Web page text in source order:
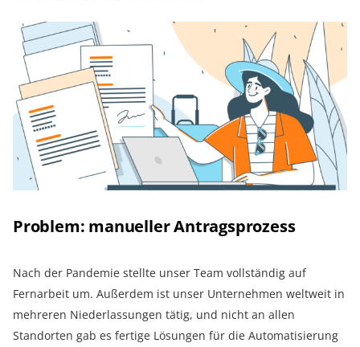
Problem: manueller Antragsprozess
Nach der Pandemie stellte unser Team vollständig auf
Fernarbeit um. Außerdem ist unser Unternehmen weltweit in
mehreren Niederlassungen tätig, und nicht an allen
Standorten gab es fertige Lösungen für die Automatisierung